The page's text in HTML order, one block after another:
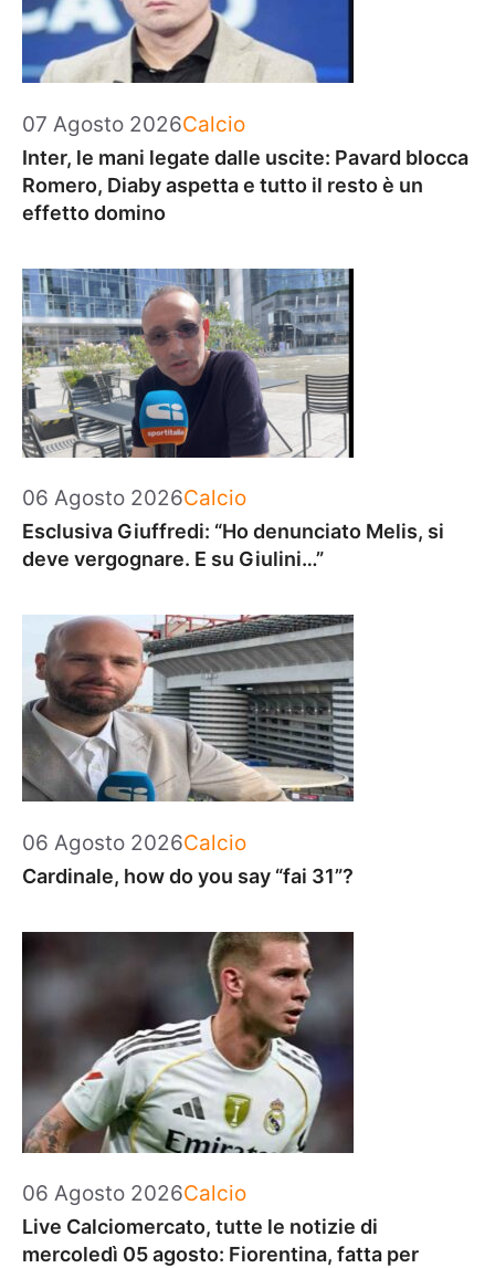
07 Agosto 2026Categorie
Calcio
Inter, le mani legate dalle uscite: Pavard blocca
Romero, Diaby aspetta e tutto il resto è un
effetto domino
06 Agosto 2026Categorie
Calcio
Esclusiva Giuffredi: “Ho denunciato Melis, si
deve vergognare. E su Giulini…”
06 Agosto 2026Categorie
Calcio
Cardinale, how do you say “fai 31”?
06 Agosto 2026Categorie
Calcio
Live Calciomercato, tutte le notizie di
mercoledì 05 agosto: Fiorentina, fatta per